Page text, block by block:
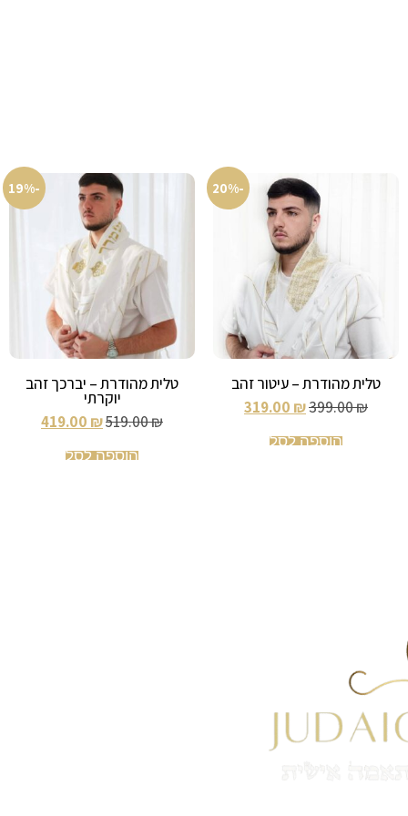
-20%
טלית מהודרת – עיטור זהב
₪
399.00
₪
הוספה לסל
-19%
טלית מהודרת – יברכך זהב
יוקרתי
₪
519.00
₪
הוספה לסל